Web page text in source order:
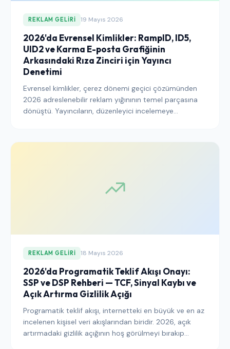
REKLAM GELIRI 19 Mayıs 2026
2026'da Evrensel Kimlikler: RampID, ID5,
UID2 ve Karma E-posta Grafiğinin
Arkasındaki Rıza Zinciri için Yayıncı
Denetimi
Evrensel kimlikler, çerez dönemi geçici çözümünden
2026 adreslenebilir reklam yığınının temel parçasına
dönüştü. Yayıncıların, düzenleyici incelemeye
nasıl denetlemesi gerektiği burada açıklanmaktadır.
REKLAM GELIRI 18 Mayıs 2026
2026'da Programatik Teklif Akışı Onayı:
SSP ve DSP Rehberi — TCF, Sinyal Kaybı ve
Açık Artırma Gizlilik Açığı
Programatik teklif akışı, internetteki en büyük ve en az
incelenen kişisel veri akışlarından biridir. 2026, açık
artırmadaki gizlilik açığının hoş görülmeyi bırakıp